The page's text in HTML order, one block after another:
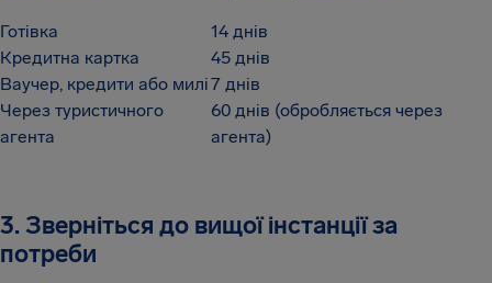
Готівка
14 днів
Кредитна картка
45 днів
Ваучер, кредити або милі7 днів
Через туристичного
агента
60 днів (обробляється через
агента)
3. Зверніться до вищої інстанції за
потреби